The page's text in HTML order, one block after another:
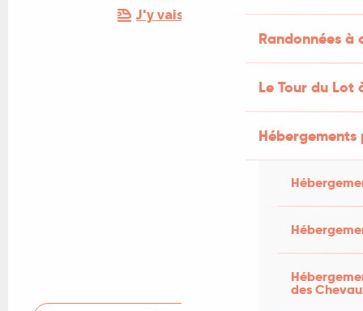
Randonnées
Le Tour du Lot
des
J'y vais en train !